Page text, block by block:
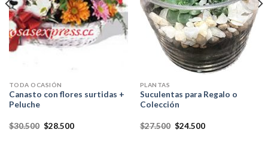
TODA OCASIÓN
Canasto con flores surtidas +
Peluche
$30.500 $28.500
PLANTAS
Suculentas para Regalo o
Colección
$27.500 $24.500